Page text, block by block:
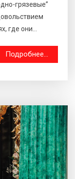
грязевые”
где они...
Подробнее...